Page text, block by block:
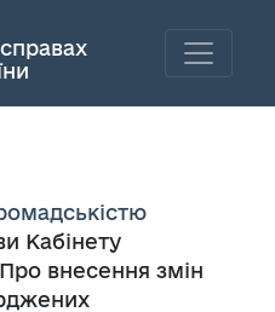
Кабінету
внесення змін